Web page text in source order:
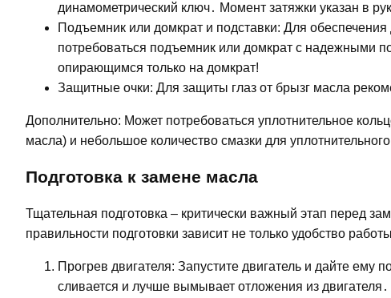
динамометрический ключ․ Момент затяжки указан в
Подъемник или домкрат и подставки: Для
потребоваться подъемник или домкрат с надежными
опирающимся только на домкрат!
Защитные очки: Для защиты глаз от брызг масла
Дополнительно: Может потребоваться уплотнительное
масла) и небольшое количество смазки для
Подготовка к замене масла
Тщательная подготовка – критически важный этап перед
правильности подготовки зависит не только удобство
Прогрев двигателя: Запустите двигатель и дайте ему
сливается и лучше вымывает отложения из